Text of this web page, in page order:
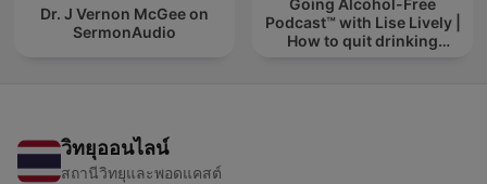
Dr. J Vernon McGee on
SermonAudio
Going Alcohol-Free
Podcast™ with Lise Lively |
How to quit drinking
วิทยุออนไลน์
สถานีวิทยุและพอดแคสต์